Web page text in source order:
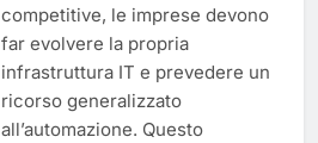
competitive, le imprese devono
far evolvere la propria
infrastruttura IT e prevedere un
ricorso generalizzato
all’automazione. Questo